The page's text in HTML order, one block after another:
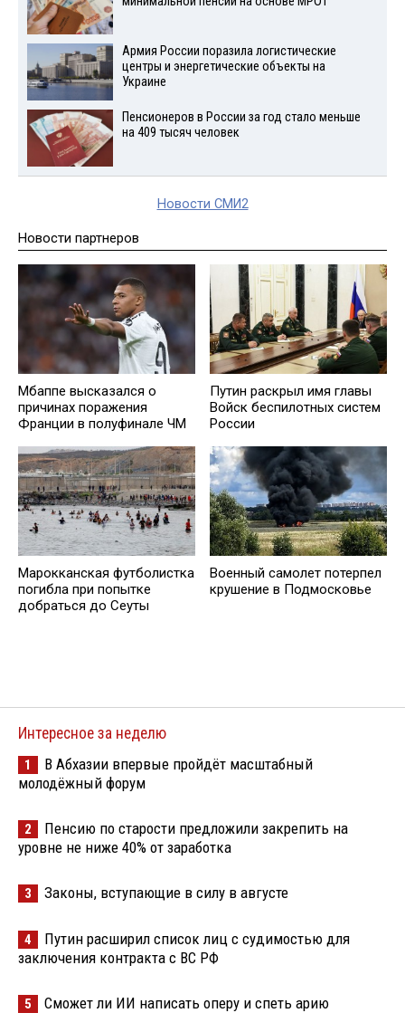
Армия России поразила логистические
центры и энергетические объекты на
Украине
Пенсионеров в России за год стало меньше
на 409 тысяч человек
Новости СМИ2
Новости партнеров
Мбаппе высказался о
причинах поражения
Франции в полуфинале ЧМ
Путин раскрыл имя главы
Войск беспилотных систем
России
Марокканская футболистка
погибла при попытке
добраться до Сеуты
Военный самолет потерпел
крушение в Подмосковье
Интересное за неделю
1
В Абхазии впервые пройдёт масштабный
молодёжный форум
2
Пенсию по старости предложили закрепить на
уровне не ниже 40% от заработка
3 Законы, вступающие в силу в августе
4
Путин расширил список лиц с судимостью для
заключения контракта с ВС РФ
5 Сможет ли ИИ написать оперу и спеть арию